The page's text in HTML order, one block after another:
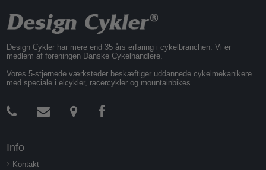
Design Cykler har mere end 35 års erfaring i cykelbranchen. Vi er
medlem af foreningen Danske Cykelhandlere.
Vores 5-stjernede værksteder beskæftiger uddannede cykelmekanikere
med speciale i elcykler, racercykler og mountainbikes.
Info
Kontakt